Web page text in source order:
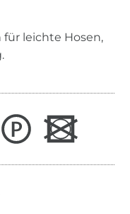
leichte Hosen,